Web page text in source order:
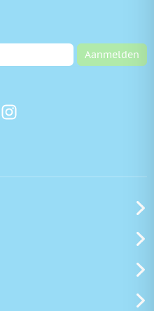
Aanmelden